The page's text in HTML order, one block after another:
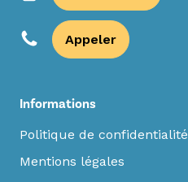
Appeler
Informations
Politique de confidentialité
Mentions légales